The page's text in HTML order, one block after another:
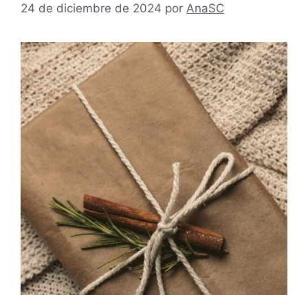
24 de diciembre de 2024 por AnaSC